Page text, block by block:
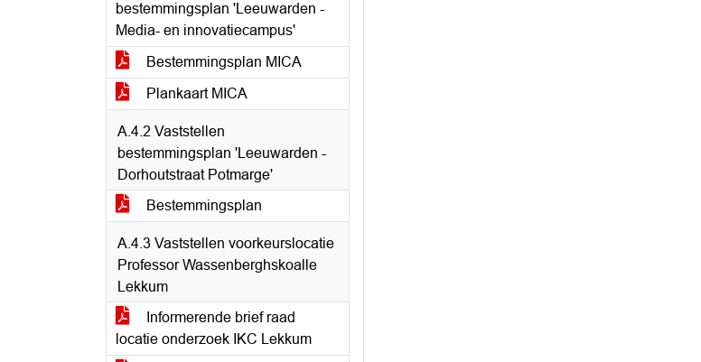
bestemmingsplan 'Leeuwarden -
Media- en innovatiecampus'
Bestemmingsplan MICA
Plankaart MICA
A.4.2 Vaststellen
bestemmingsplan 'Leeuwarden -
Dorhoutstraat Potmarge'
Bestemmingsplan
A.4.3 Vaststellen voorkeurslocatie
Professor Wassenberghskoalle
Lekkum
Informerende brief raad
locatie onderzoek IKC Lekkum